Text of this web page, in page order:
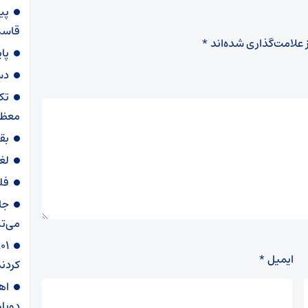
شده‌اند*
ایمیل*